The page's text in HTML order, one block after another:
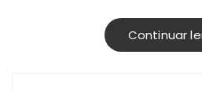
Continuar